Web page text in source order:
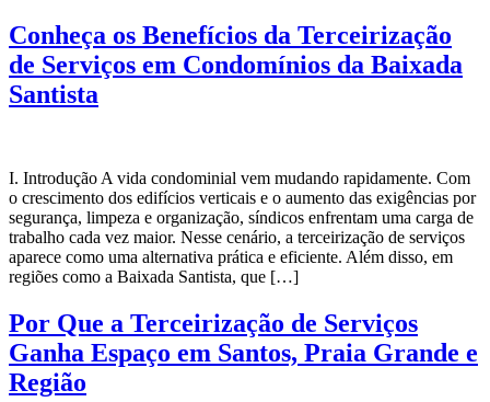
Conheça os Benefícios da Terceirização
de Serviços em Condomínios da Baixada
Santista
I. Introdução A vida condominial vem mudando rapidamente. Com
o crescimento dos edifícios verticais e o aumento das exigências por
segurança, limpeza e organização, síndicos enfrentam uma carga de
trabalho cada vez maior. Nesse cenário, a terceirização de serviços
aparece como uma alternativa prática e eficiente. Além disso, em
regiões como a Baixada Santista, que […]
Por Que a Terceirização de Serviços
Ganha Espaço em Santos, Praia Grande e
Região